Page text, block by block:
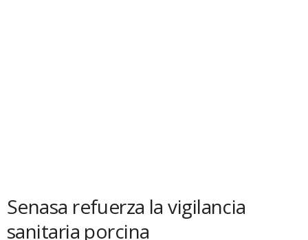
Senasa refuerza la vigilancia
sanitaria porcina